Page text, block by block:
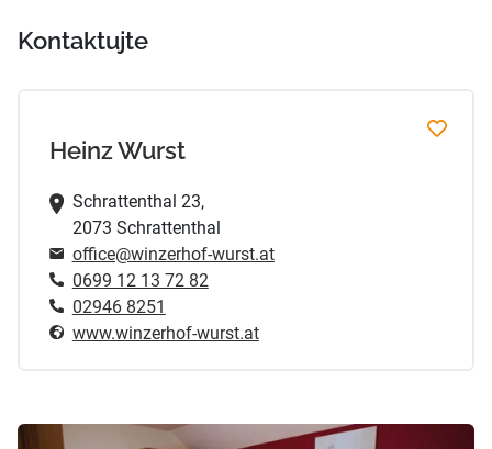
Kontaktujte
Heinz Wurst
Schrattenthal 23,
2073 Schrattenthal
office@winzerhof-wurst.at
0699 12 13 72 82
02946 8251
www.winzerhof-wurst.at